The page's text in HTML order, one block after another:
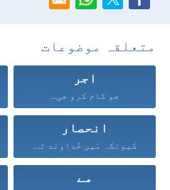
متعلقہ موضوعات
اجر
جو کام کرو جی...
انحصار
کیونکہ مَیں خُداوند تیرا...
مے